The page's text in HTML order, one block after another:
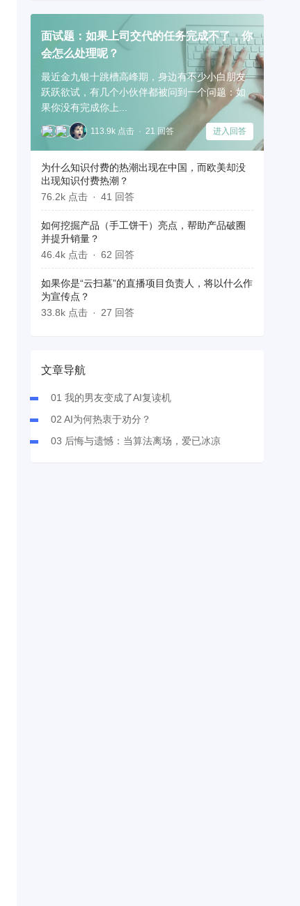
面试题：如果上司交代的任务完成不了，你
会怎么处理呢？
最近金九银十跳槽高峰期，身边有不少小白朋友
跃跃欲试，有几个小伙伴都被问到一个问题：如
果你没有完成你上...
113.9k 点击 21 回答 进入回答
为什么知识付费的热潮出现在中国，而欧美却没
出现知识付费热潮？
76.2k 点击
41 回答
如何挖掘产品（手工饼干）亮点，帮助产品破圈
并提升销量？
46.4k 点击
62 回答
如果你是“云扫墓”的直播项目负责人，将以什么作
为宣传点？
33.8k 点击
27 回答
文章导航
01 我的男友变成了AI复读机
02 AI为何热衷于劝分？
03 后悔与遗憾：当算法离场，爱已冰凉